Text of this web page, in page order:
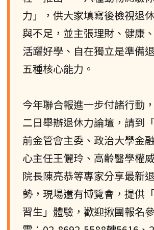
力」，供大家填寫後檢視退
與不足，並主張理財、健康
活躍好學、自在獨立是準備
五種核心能力。
今年聯合報進一步付諸行動
二日舉辦退休力論壇，請到
前金管會主委、政治大學金
心主任王儷玲、高齡醫學權
院長陳亮恭等專家分享最新
勢，現場還有博覽會，提供
習生」體驗，歡迎揪團報名